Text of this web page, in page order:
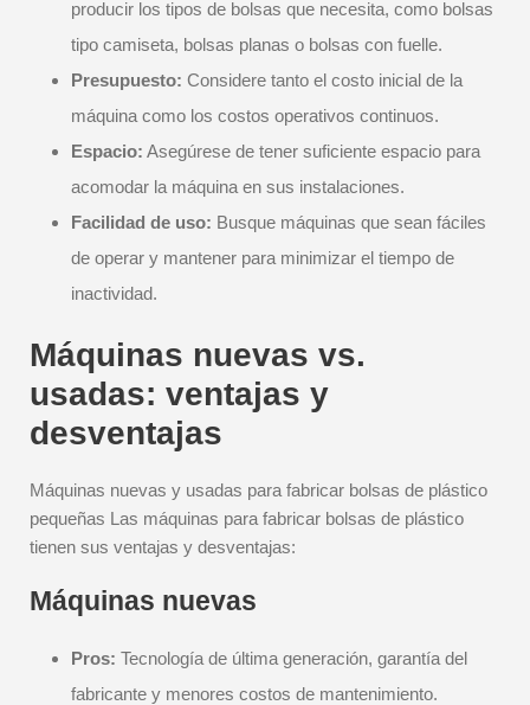
producir los tipos de bolsas que necesita, como bolsas
tipo camiseta, bolsas planas o bolsas con fuelle.
Presupuesto: Considere tanto el costo inicial de la
máquina como los costos operativos continuos.
Espacio: Asegúrese de tener suficiente espacio para
acomodar la máquina en sus instalaciones.
Facilidad de uso: Busque máquinas que sean fáciles
de operar y mantener para minimizar el tiempo de
inactividad.
Máquinas nuevas vs.
usadas: ventajas y
desventajas
Máquinas nuevas y usadas para fabricar bolsas de plástico
pequeñas Las máquinas para fabricar bolsas de plástico
tienen sus ventajas y desventajas:
Máquinas nuevas
Pros: Tecnología de última generación, garantía del
fabricante y menores costos de mantenimiento.